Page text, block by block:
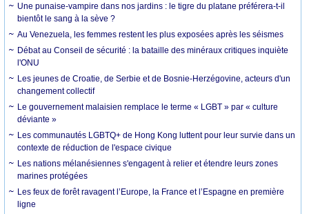
Une punaise-vampire dans nos jardins : le tigre du platane préférera-t-il
bientôt le sang à la sève ?
Au Venezuela, les femmes restent les plus exposées après les séismes
Débat au Conseil de sécurité : la bataille des minéraux critiques inquiète
l'ONU
Les jeunes de Croatie, de Serbie et de Bosnie-Herzégovine, acteurs d'un
changement collectif
Le gouvernement malaisien remplace le terme « LGBT » par « culture
déviante »
Les communautés LGBTQ+ de Hong Kong luttent pour leur survie dans un
contexte de réduction de l'espace civique
Les nations mélanésiennes s'engagent à relier et étendre leurs zones
marines protégées
Les feux de forêt ravagent l’Europe, la France et l’Espagne en première
ligne